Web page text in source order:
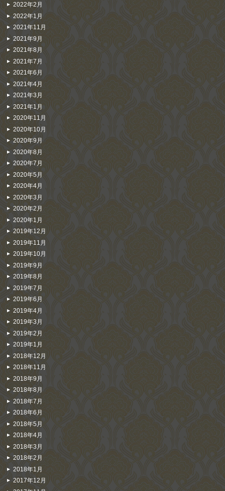
2022年2月
2022年1月
2021年11月
2021年9月
2021年8月
2021年7月
2021年6月
2021年4月
2021年3月
2021年1月
2020年11月
2020年10月
2020年9月
2020年8月
2020年7月
2020年5月
2020年4月
2020年3月
2020年2月
2020年1月
2019年12月
2019年11月
2019年10月
2019年9月
2019年8月
2019年7月
2019年6月
2019年4月
2019年3月
2019年2月
2019年1月
2018年12月
2018年11月
2018年9月
2018年8月
2018年7月
2018年6月
2018年5月
2018年4月
2018年3月
2018年2月
2018年1月
2017年12月